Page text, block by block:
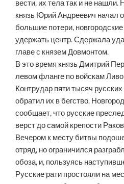
вести, их тела так и не
князь Юрий Андреевич начал
большие потери,
удержать центр. Сдержала
главе с князем Довмонтом.
В это время князь Дмитрий
левом фланге по войскам
Контрудар пяти тысяч
обратил их в бегство.
сообщает, что русские
верст до самой крепости
Вечером к месту битвы
отряд, но ограничился
обоза, и, пользуясь
Русские рати простояли на